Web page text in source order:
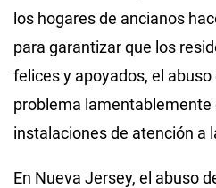
los hogares de ancianos
para garantizar que los
felices y apoyados, el
problema lamentablemente
instalaciones de atención a
En Nueva Jersey, el abuso